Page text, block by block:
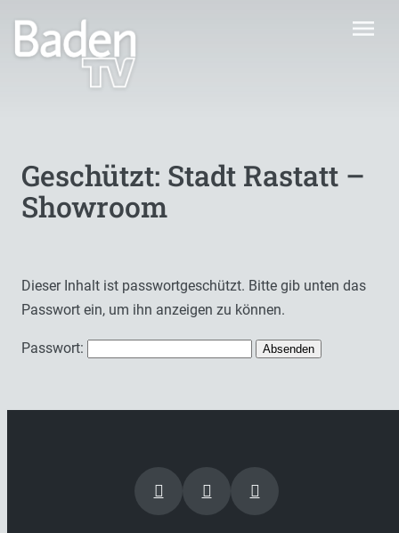
menu
Geschützt: Stadt Rastatt –
Showroom
Dieser Inhalt ist passwortgeschützt. Bitte gib unten das
Passwort ein, um ihn anzeigen zu können.
Passwort: